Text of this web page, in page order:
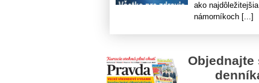
ako
námorníkoch [...]
Objednajte